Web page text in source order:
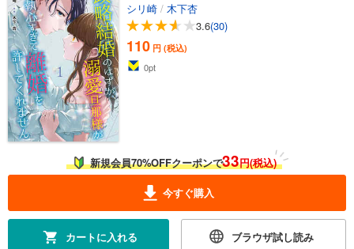
シリ崎 / 木下杏
3.6(30)
110 円 (税込)
0pt
新規会員70%OFFクーポンで33円(税込)
今すぐ購入
カートに入れる ブラウザ試し読み